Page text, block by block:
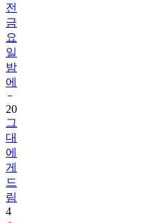
전
금
요
일
밤
에
20
그
대
에
게
드
림
4